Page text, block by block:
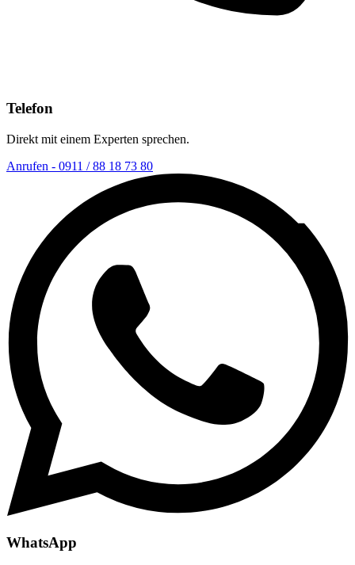
Telefon
Direkt mit einem Experten sprechen.
Anrufen - 0911 / 88 18 73 80
WhatsApp